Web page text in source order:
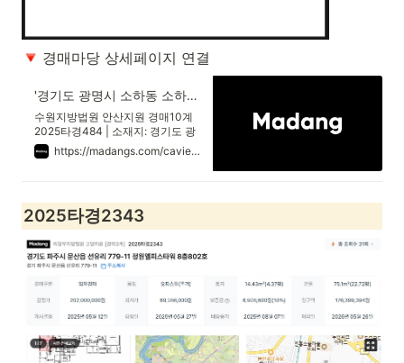
경매마당 상세페이지 연결
'경기도 광명시 소하동 소하람2' 의 시세, 권리분석, 상세정보
수원지방법원 안산지원 경매10계
2025타경484 | 소재지: 경기도 광
명시 소하동 1343-2 소하람2 4층
428호 | 최저가: 84,770,000원 |
https://madangs.com/caview?m_code=1420250000484001
2025타경2343